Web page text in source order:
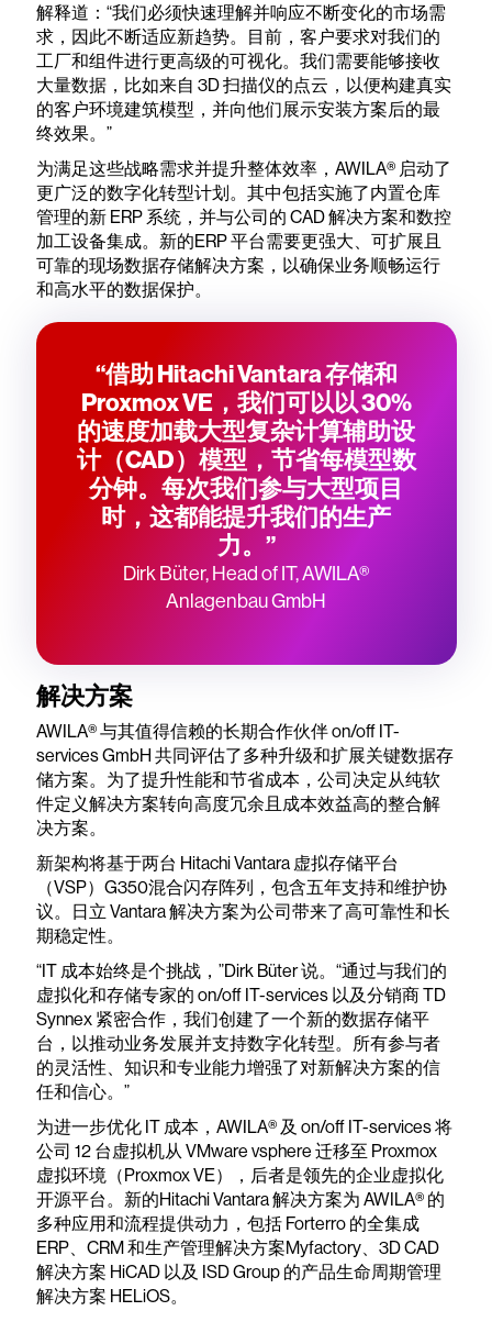
解释道：“我们必须快速理解并响应不断变化的市场需
求，因此不断适应新趋势。目前，客户要求对我们的
工厂和组件进行更高级的可视化。我们需要能够接收
大量数据，比如来自 3D 扫描仪的点云，以便构建真实
的客户环境建筑模型，并向他们展示安装方案后的最
终效果。”
为满足这些战略需求并提升整体效率，AWILA® 启动了
更广泛的数字化转型计划。其中包括实施了内置仓库
管理的新 ERP 系统，并与公司的 CAD 解决方案和数控
加工设备集成。新的ERP 平台需要更强大、可扩展且
可靠的现场数据存储解决方案，以确保业务顺畅运行
和高水平的数据保护。
“借助 Hitachi Vantara 存储和
Proxmox VE，我们可以以 30%
的速度加载大型复杂计算辅助设
计（CAD）模型，节省每模型数
分钟。每次我们参与大型项目
时，这都能提升我们的生产
力。”
Dirk Büter, Head of IT, AWILA®
Anlagenbau GmbH
解决方案
AWILA® 与其值得信赖的长期合作伙伴 on/off IT-
services GmbH 共同评估了多种升级和扩展关键数据存
储方案。为了提升性能和节省成本，公司决定从纯软
件定义解决方案转向高度冗余且成本效益高的整合解
决方案。
新架构将基于两台 Hitachi Vantara 虚拟存储平台
（VSP）G350混合闪存阵列，包含五年支持和维护协
议。日立 Vantara 解决方案为公司带来了高可靠性和长
期稳定性。
“IT 成本始终是个挑战，”Dirk Büter 说。“通过与我们的
虚拟化和存储专家的 on/off IT-services 以及分销商 TD
Synnex 紧密合作，我们创建了一个新的数据存储平
台，以推动业务发展并支持数字化转型。所有参与者
的灵活性、知识和专业能力增强了对新解决方案的信
任和信心。”
为进一步优化 IT 成本，AWILA® 及 on/off IT-services 将
公司 12 台虚拟机从 VMware vsphere 迁移至 Proxmox
虚拟环境（Proxmox VE），后者是领先的企业虚拟化
开源平台。新的Hitachi Vantara 解决方案为 AWILA® 的
多种应用和流程提供动力，包括 Forterro 的全集成
ERP、CRM 和生产管理解决方案Myfactory、3D CAD
解决方案 HiCAD 以及 ISD Group 的产品生命周期管理
解决方案 HELiOS。